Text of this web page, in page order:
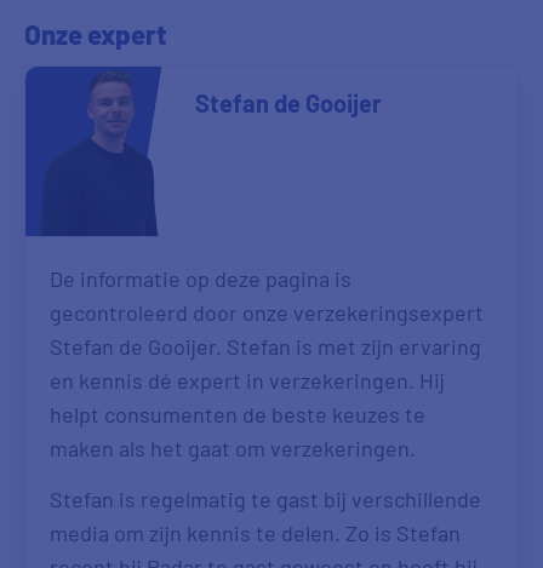
Onze expert
Stefan de Gooijer
De informatie op deze pagina is
gecontroleerd door onze verzekeringsexpert
Stefan de Gooijer. Stefan is met zijn ervaring
en kennis dé expert in verzekeringen. Hij
helpt consumenten de beste keuzes te
maken als het gaat om verzekeringen.
Stefan is regelmatig te gast bij verschillende
media om zijn kennis te delen. Zo is Stefan